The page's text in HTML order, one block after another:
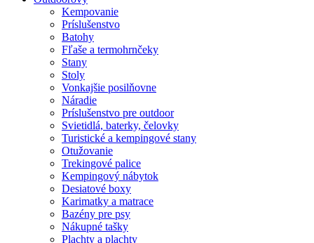
Kempovanie
Príslušenstvo
Batohy
Fľaše a termohrnčeky
Stany
Stoly
Vonkajšie posilňovne
Náradie
Príslušenstvo pre outdoor
Svietidlá, baterky, čelovky
Turistické a kempingové stany
Otužovanie
Trekingové palice
Kempingový nábytok
Desiatové boxy
Karimatky a matrace
Bazény pre psy
Nákupné tašky
Plachty a plachty